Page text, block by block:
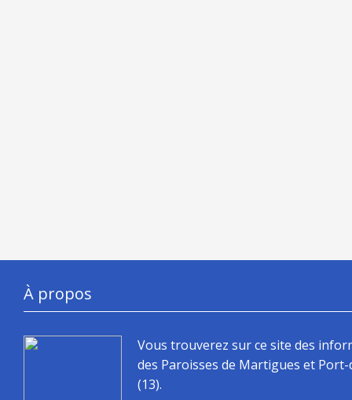
À propos
Vous trouverez sur ce site des
des Paroisses de Martigues et
(13).